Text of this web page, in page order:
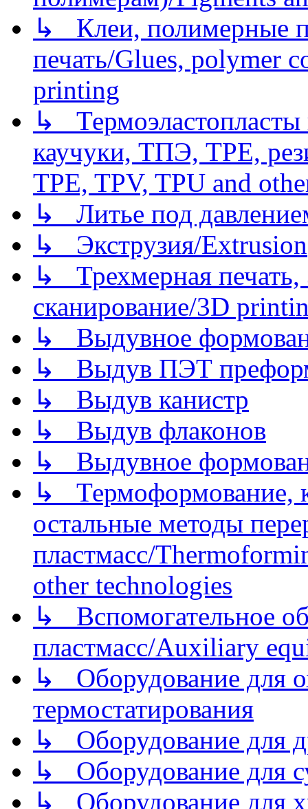
↳ Клеи, полимерные
печать/Glues, polymer
printing
↳
каучуки, ТПЭ, TPE,
TPE, TPV, TPU and
↳ Литье под
↳ Экструзия/Extrusion
↳ Трехмерная
сканирование/3D
↳ Выдувное
↳ Выдув ПЭТ
↳ Выдув канистр
↳ Выдув флаконов
↳ Выдувное
↳ Термоформование,
остальные методы
пластмасс/
other technologies
↳ Вспомогательное
пластмасс/Auxiliary
↳ Оборудование для
термостатирования
↳ Оборудование для
↳ Оборудование для
↳ Оборудование для